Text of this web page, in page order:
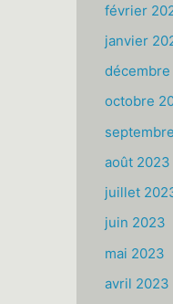
février
janvier
octobre
août 2023
juillet
juin 2023
mai 2023
avril 2023